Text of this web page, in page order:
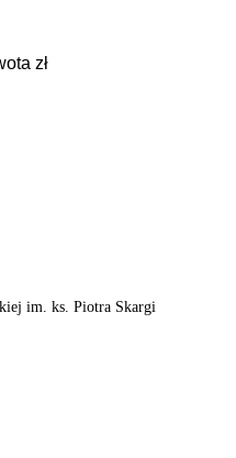
im. ks. Piotra Skargi